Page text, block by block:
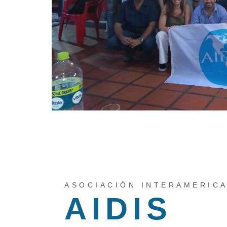
ASOCIACIÓN
AIDIS